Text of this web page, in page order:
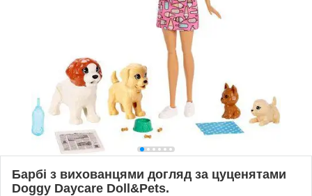
Барбі з вихованцями догляд за цуценятами
Doggy Daycare Doll&Pets.